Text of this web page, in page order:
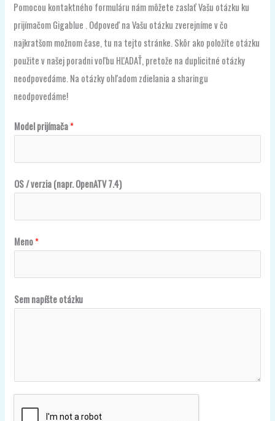
Pomocou kontaktného formuláru nám môžete zaslať Vašu otázku ku
prijímačom Gigablue . Odpoveď na Vašu otázku zverejníme v čo
najkratšom možnom čase, tu na tejto stránke. Skôr ako položíte otázku
použite v našej poradni voľbu HĽADAŤ, pretože na duplicitné otázky
neodpovedáme. Na otázky ohľadom zdielania a sharingu
neodpovedáme!
Model prijímača*
OS / verzia (napr. OpenATV 7.4)
p
r
í
O
Meno*
Sem napíšte otázku